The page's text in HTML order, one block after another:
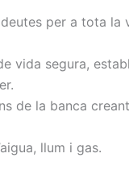
per a tota la
vida segura,
de la banca
llum i gas.